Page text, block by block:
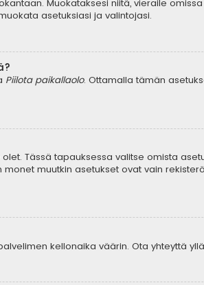
Muokataksesi niitä, vieraile
asetuksiasi ja valintojasi.
Piilota paikallaolo. Ottamalla tämän
Tässä tapauksessa valitse omista
muutkin asetukset ovat vain
kellonaika väärin. Ota yhteyttä